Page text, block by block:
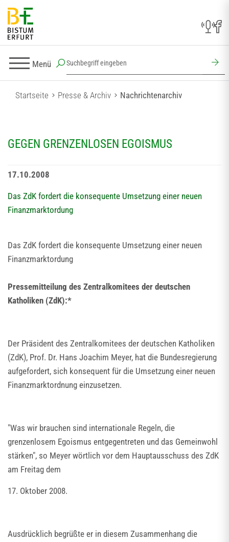
Menü
Startseite Presse & Archiv Nachrichtenarchiv
GEGEN GRENZENLOSEN EGOISMUS
17.10.2008
Das ZdK fordert die konsequente Umsetzung einer neuen
Finanzmarktordung
Das ZdK fordert die konsequente Umsetzung einer neuen
Finanzmarktordung
Pressemitteilung des Zentralkomitees der deutschen
Katholiken (ZdK):*
Der Präsident des Zentralkomitees der deutschen Katholiken
(ZdK), Prof. Dr. Hans Joachim Meyer, hat die Bundesregierung
aufgefordert, sich konsequent für die Umsetzung einer neuen
Finanzmarktordnung einzusetzen.
"Was wir brauchen sind internationale Regeln, die
grenzenlosem Egoismus entgegentreten und das Gemeinwohl
stärken", so Meyer wörtlich vor dem Hauptausschuss des ZdK
am Freitag dem
17. Oktober 2008.
Ausdrücklich begrüßte er in diesem Zusammenhang die